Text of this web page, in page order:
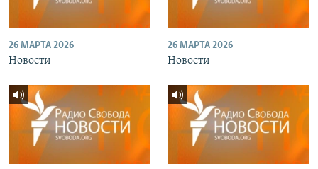
26 МАРТА 2026
Новости
26 МАРТА 2026
Новости